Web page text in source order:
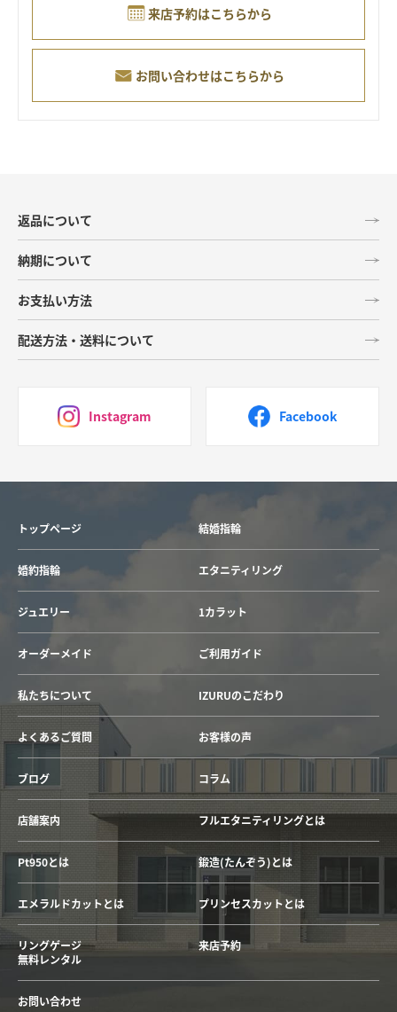
来店予約はこちらから
お問い合わせはこちらから
返品について
納期について
お支払い方法
配送方法・送料について
Instagram Facebook
トップページ 結婚指輪
婚約指輪 エタニティリング
ジュエリー 1カラット
オーダーメイド ご利用ガイド
私たちについて IZURUのこだわり
よくあるご質問 お客様の声
ブログ コラム
店舗案内 フルエタニティリングとは
Pt950とは 鍛造(たんぞう)とは
エメラルドカットとは プリンセスカットとは
リングゲージ
無料レンタル
来店予約
お問い合わせ